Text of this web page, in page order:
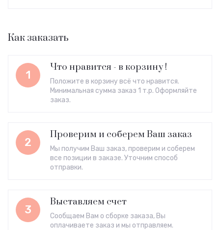
Как заказать
1
Что нравится - в корзину !
Положите в корзину всё что нравится.
Минимальная сумма заказ 1 т.р. Оформляйте
заказ.
2
Проверим и соберем Ваш заказ
Мы получим Ваш заказ, проверим и соберем
все позиции в заказе. Уточним способ
отправки.
3
Выставляем счет
Сообщаем Вам о сборке заказа, Вы
оплачиваете заказ и мы отправляем.